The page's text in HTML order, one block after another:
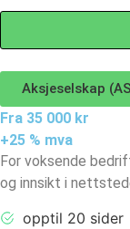
Aksjeselskap
Fra 35 000 kr
+25 % mva
For voksende
og innsikt i
opptil 20 sider